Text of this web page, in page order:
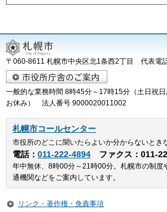
〒060-8611 札幌市中央区北1条西2丁目 代表電
一般的な業務時間 8時45分～17時15分（土日祝
お休み） 法人番号 9000020011002
札幌市コールセンター
市役所のどこに聞いたらよいか分からないとき
電話： 011-222-4894 ファクス：011-
年中無休、8時00分～21時00分。札幌市の制度
通機関などをご案内しています。
リンク・著作権・免責事項